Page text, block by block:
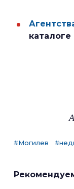
#Могилев